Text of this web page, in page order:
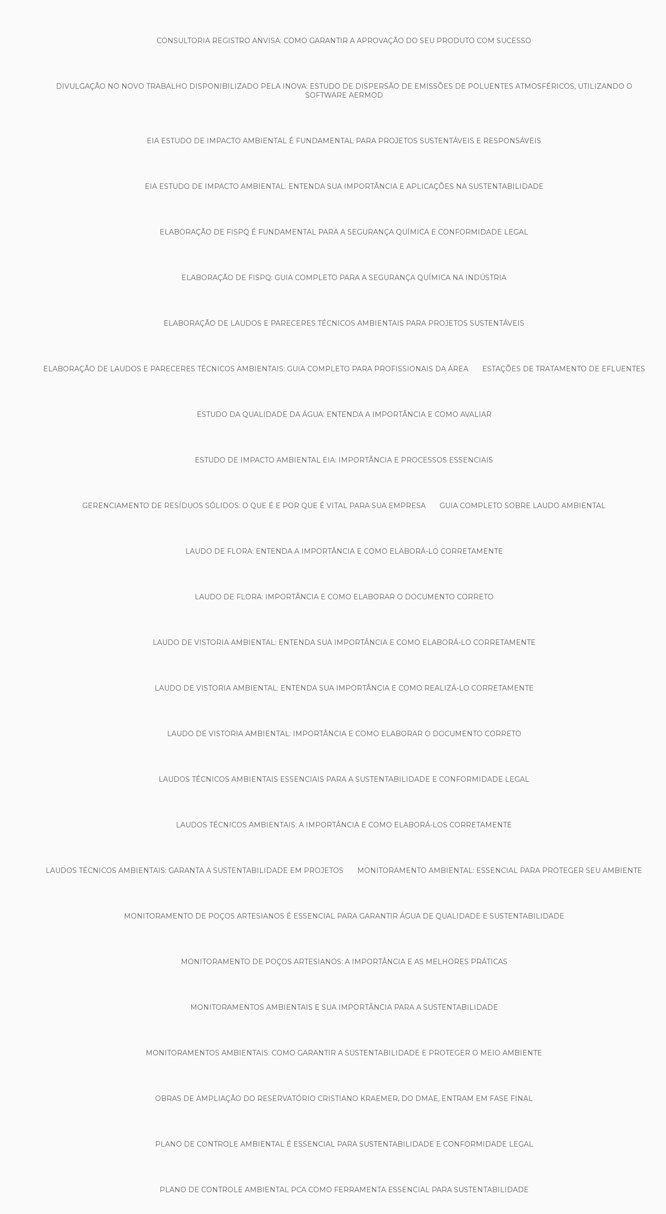
CONSULTORIA REGISTRO ANVISA: COMO GARANTIR A APROVAÇÃO DO SEU PRODUTO COM SUCESSO
DIVULGAÇÃO NO NOVO TRABALHO DISPONIBILIZADO PELA INOVA: ESTUDO DE DISPERSÃO DE EMISSÕES DE POLUENTES ATMOSFÉRICOS, UTILIZANDO O
SOFTWARE AERMOD
EIA ESTUDO DE IMPACTO AMBIENTAL É FUNDAMENTAL PARA PROJETOS SUSTENTÁVEIS E RESPONSÁVEIS
EIA ESTUDO DE IMPACTO AMBIENTAL: ENTENDA SUA IMPORTÂNCIA E APLICAÇÕES NA SUSTENTABILIDADE
ELABORAÇÃO DE FISPQ É FUNDAMENTAL PARA A SEGURANÇA QUÍMICA E CONFORMIDADE LEGAL
ELABORAÇÃO DE FISPQ: GUIA COMPLETO PARA A SEGURANÇA QUÍMICA NA INDÚSTRIA
ELABORAÇÃO DE LAUDOS E PARECERES TÉCNICOS AMBIENTAIS PARA PROJETOS SUSTENTÁVEIS
ELABORAÇÃO DE LAUDOS E PARECERES TÉCNICOS AMBIENTAIS: GUIA COMPLETO PARA PROFISSIONAIS DA ÁREA ESTAÇÕES DE TRATAMENTO DE EFLUENTES
ESTUDO DA QUALIDADE DA ÁGUA: ENTENDA A IMPORTÂNCIA E COMO AVALIAR
ESTUDO DE IMPACTO AMBIENTAL EIA: IMPORTÂNCIA E PROCESSOS ESSENCIAIS
GERENCIAMENTO DE RESÍDUOS SÓLIDOS: O QUE É E POR QUE É VITAL PARA SUA EMPRESA GUIA COMPLETO SOBRE LAUDO AMBIENTAL
LAUDO DE FLORA: ENTENDA A IMPORTÂNCIA E COMO ELABORÁ-LO CORRETAMENTE
LAUDO DE FLORA: IMPORTÂNCIA E COMO ELABORAR O DOCUMENTO CORRETO
LAUDO DE VISTORIA AMBIENTAL: ENTENDA SUA IMPORTÂNCIA E COMO ELABORÁ-LO CORRETAMENTE
LAUDO DE VISTORIA AMBIENTAL: ENTENDA SUA IMPORTÂNCIA E COMO REALIZÁ-LO CORRETAMENTE
LAUDO DE VISTORIA AMBIENTAL: IMPORTÂNCIA E COMO ELABORAR O DOCUMENTO CORRETO
LAUDOS TÉCNICOS AMBIENTAIS ESSENCIAIS PARA A SUSTENTABILIDADE E CONFORMIDADE LEGAL
LAUDOS TÉCNICOS AMBIENTAIS: A IMPORTÂNCIA E COMO ELABORÁ-LOS CORRETAMENTE
LAUDOS TÉCNICOS AMBIENTAIS: GARANTA A SUSTENTABILIDADE EM PROJETOS MONITORAMENTO AMBIENTAL: ESSENCIAL PARA PROTEGER SEU AMBIENTE
MONITORAMENTO DE POÇOS ARTESIANOS É ESSENCIAL PARA GARANTIR ÁGUA DE QUALIDADE E SUSTENTABILIDADE
MONITORAMENTO DE POÇOS ARTESIANOS: A IMPORTÂNCIA E AS MELHORES PRÁTICAS
MONITORAMENTOS AMBIENTAIS E SUA IMPORTÂNCIA PARA A SUSTENTABILIDADE
MONITORAMENTOS AMBIENTAIS: COMO GARANTIR A SUSTENTABILIDADE E PROTEGER O MEIO AMBIENTE
OBRAS DE AMPLIAÇÃO DO RESERVATÓRIO CRISTIANO KRAEMER, DO DMAE, ENTRAM EM FASE FINAL
PLANO DE CONTROLE AMBIENTAL É ESSENCIAL PARA SUSTENTABILIDADE E CONFORMIDADE LEGAL
PLANO DE CONTROLE AMBIENTAL PCA COMO FERRAMENTA ESSENCIAL PARA SUSTENTABILIDADE